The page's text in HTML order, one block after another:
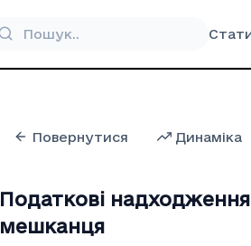
Повернутися Динаміка
Податкові
мешканця